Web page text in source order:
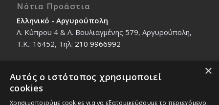
Νότια Προάστια
Ελληνικό - Αργυρούπολη
Λ. Κύπρου 4 & Λ. Βουλιαγμένης 579, Αργυρούπολη,
T.K.: 16452, Τηλ: 210 9966992
Βόρεια Προάστια
Νέο Ηράκλειο - Μαρούσι
×
Αυτός ο ιστότοπος χρησιμοποιεί
cookies
Χρησιμοποιούμε cookies για να εξατομικεύσουμε το περιεχόμενο,